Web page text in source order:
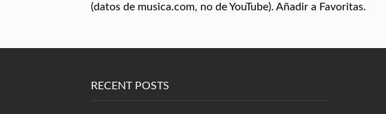
(datos de musica.com, no de YouTube). Añadir a Favoritas.
RECENT POSTS